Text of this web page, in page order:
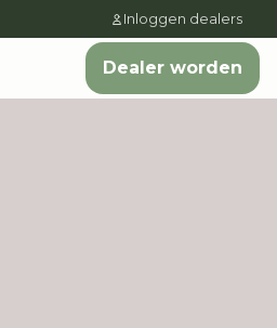
Inloggen dealers
Dealer worden